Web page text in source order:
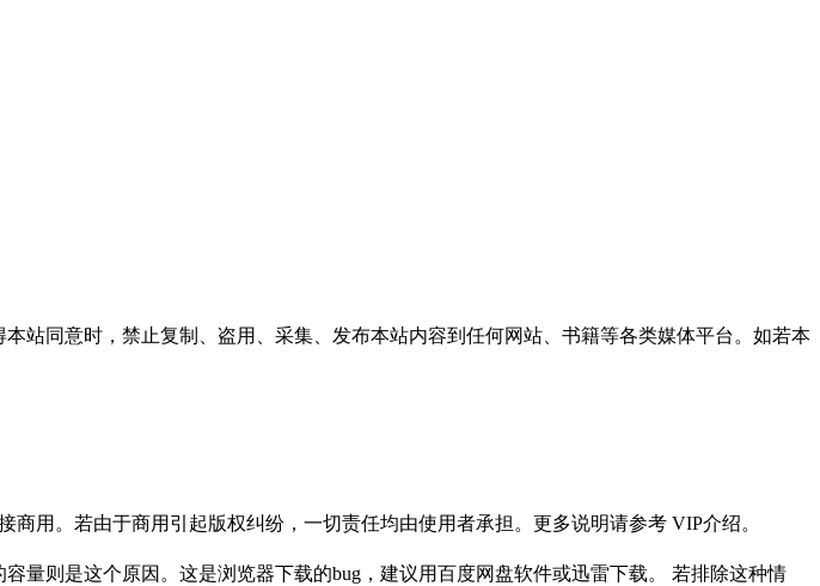
站同意时，禁止复制、盗用、采集、发布本站内容到任何网站、书籍等各类媒体平台。如若本
用。若由于商用引起版权纠纷，一切责任均由使用者承担。更多说明请参考 VIP介绍。
量则是这个原因。这是浏览器下载的bug，建议用百度网盘软件或迅雷下载。 若排除这种情